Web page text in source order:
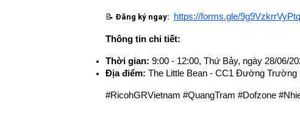
📝 Đăng ký ngay: https://forms.gle/
Thông tin chi tiết:
Thời gian: 9:00 - 12:00, Thứ Bảy, ngày 28/06/
Địa điểm: The Little Bean - CC1 Đường
#RicohGRVietnam #QuangTram #Dofzone